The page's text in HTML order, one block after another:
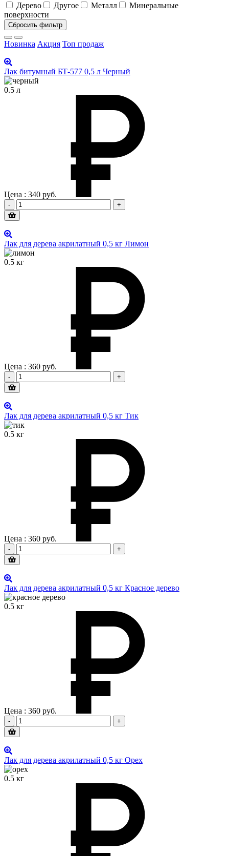
Дерево Другое Металл
Минеральные
поверхности
Сбросить фильтр
Новинка Акция Топ продаж
Лак битумный БТ-577 0,5 л Черный
0.5 л
Цена : 340 руб.
- +
Лак для дерева акрилатный 0,5 кг Лимон
0.5 кг
Цена : 360 руб.
- +
Лак для дерева акрилатный 0,5 кг Тик
0.5 кг
Цена : 360 руб.
- +
Лак для дерева акрилатный 0,5 кг Красное дерево
0.5 кг
Цена : 360 руб.
- +
Лак для дерева акрилатный 0,5 кг Орех
0.5 кг